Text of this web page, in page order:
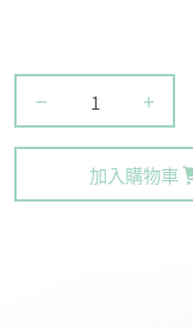
− +
加入購物車